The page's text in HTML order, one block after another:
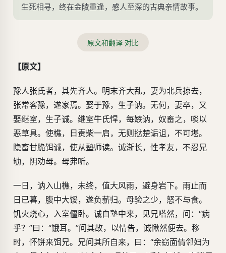
生死相寻，终在金陵重逢，感人至深的古典亲情故事。
原文和翻译 对比
【原文】
豫人张氏者，其先齐人。明末齐大乱，妻为北兵掠去，
张常客豫，遂家焉。娶于豫，生子讷。无何，妻卒，又
娶继室，生子诚。继室牛氏悍，每嫉讷，奴畜之，啖以
恶草具。使樵，日责柴一肩，无则挞楚诟诅，不可堪。
隐畜甘脆饵诚，使从塾师读。诚渐长，性孝友，不忍兄
劬，阴劝母。母弗听。
一日，讷入山樵，未终，值大风雨，避身岩下。雨止而
日已暮，腹中大馁，遂负薪归。母验之少，怒不与食。
饥火烧心，入室僵卧。诚自塾中来，见兄嗒然，问：“病
乎？”曰：“饿耳。”问其故，以情告，诚愀然便去。移
时，怀饼来饵兄。兄问其所自来，曰：“余窃面倩邻妇为